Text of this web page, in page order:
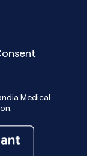
Medical